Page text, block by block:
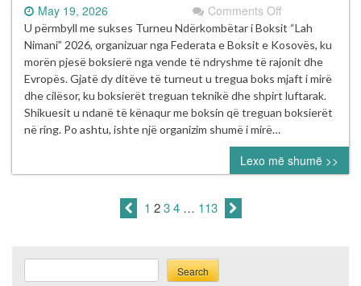
May 19, 2026 Comments Offon
Fikret
Xhan
shpallet
boksieri
më
i
i
turneut
“Lah
U përmbyll me sukses Turneu Ndërkombëtar i Boksit “Lah
Nimani” 2026, organizuar nga Federata e Boksit e Kosovës, ku
morën pjesë boksierë nga vende të ndryshme të rajonit dhe
Evropës. Gjatë dy ditëve të turneut u tregua boks mjaft i mirë
dhe cilësor, ku boksierët treguan teknikë dhe shpirt luftarak.
Shikuesit u ndanë të kënaqur me boksin që treguan boksierët
në ring. Po ashtu, ishte një organizim shumë i mirë…
Lexo më shumë >>
1 2 3 4 … 113
Search Search